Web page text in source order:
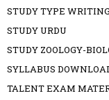
STUDY TYPE WRITING
STUDY URDU
STUDY ZOOLOGY-
SYLLABUS
TALENT EXAM